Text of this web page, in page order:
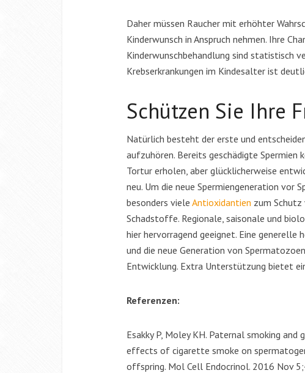
Daher müssen Raucher mit erhöhter
Kinderwunsch in Anspruch nehmen. Ihre
Kinderwunschbehandlung sind statistisch
Krebserkrankungen im Kindesalter ist
Schützen Sie Ihre
Natürlich besteht der erste und
aufzuhören. Bereits geschädigte Spermien
Tortur erholen, aber glücklicherweise
neu. Um die neue Spermiengeneration vor
besonders viele Antioxidantien zum
Schadstoffe. Regionale, saisonale und
hier hervorragend geeignet. Eine
und die neue Generation von
Entwicklung. Extra Unterstützung bietet
Referenzen:
Esakky P, Moley KH. Paternal smoking
effects of cigarette smoke on
offspring. Mol Cell Endocrinol. 2016 Nov